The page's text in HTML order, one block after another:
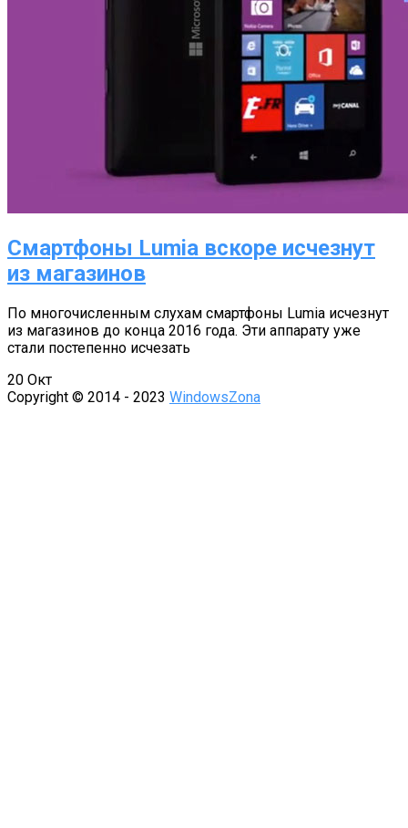
Смартфоны Lumia вскоре исчезнут
из магазинов
По многочисленным слухам смартфоны Lumia исчезнут
из магазинов до конца 2016 года. Эти аппарату уже
стали постепенно исчезать
20 Окт
Copyright © 2014 - 2023 WindowsZona